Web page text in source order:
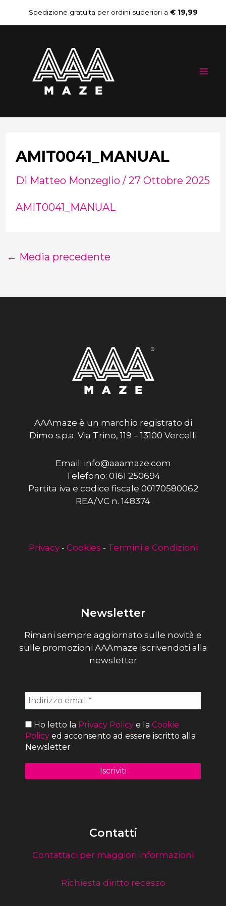
al
contenuto
Spedizione gratuita per ordini superiori a € 19,99
AMIT0041_MANUAL
Di Matteo Monzeglio / 27 Ottobre 2025
AMIT0041_MANUAL
Navigazione
articoli
← Media precedente
AAAmaze è un marchio registrato di
Dimo s.p.a. Via Trino, 119 – 13100 Vercelli
Email: info@aaamaze.com
Telefono: 0161 250694
Partita iva e codice fiscale 00170580062
REA/VC n. 148374
Privacy- Cookies - Termini e Condizioni
Newsletter
Rimani sempre aggiornato sulle novità e
sulle promozioni AAAmaze iscrivendoti alla
newsletter
Ho letto la Privacy Policy e la Cookie
Policy ed acconsento ad essere iscritto alla
Newsletter
Contatti
Contattaci per maggiori informazioni
Richiesta diritto recesso